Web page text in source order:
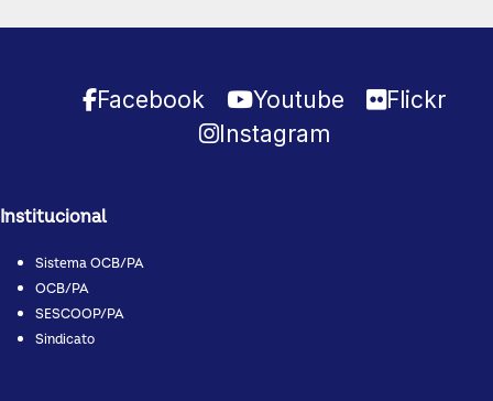
Facebook Youtube
Flickr
Instagram
Institucional
Sistema OCB/PA
OCB/PA
SESCOOP/PA
Sindicato